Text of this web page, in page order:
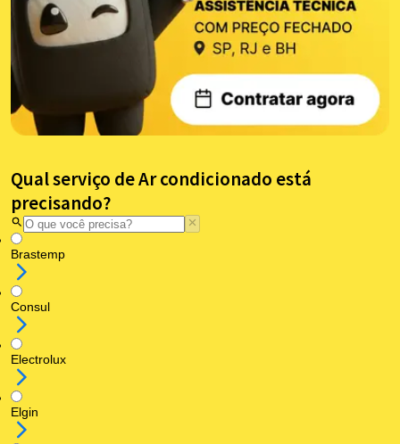
Qual serviço de Ar condicionado está
precisando?
Brastemp
Consul
Electrolux
Elgin